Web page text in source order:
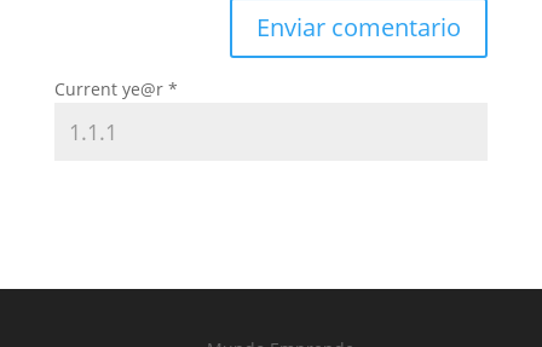
Current ye@r *